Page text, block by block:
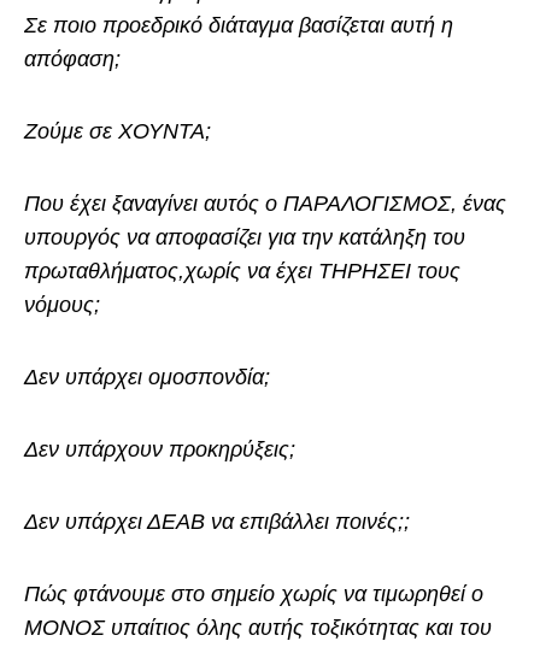
Σε ποιο προεδρικό διάταγμα βασίζεται αυτή η
απόφαση;
Ζούμε σε ΧΟΥΝΤΑ;
Που έχει ξαναγίνει αυτός ο ΠΑΡΑΛΟΓΙΣΜΟΣ, ένας
υπουργός να αποφασίζει για την κατάληξη του
πρωταθλήματος,χωρίς να έχει ΤΗΡΗΣΕΙ τους
νόμους;
Δεν υπάρχει ομοσπονδία;
Δεν υπάρχουν προκηρύξεις;
Δεν υπάρχει ΔΕΑΒ να επιβάλλει ποινές;;
Πώς φτάνουμε στο σημείο χωρίς να τιμωρηθεί ο
ΜΟΝΟΣ υπαίτιος όλης αυτής τοξικότητας και του